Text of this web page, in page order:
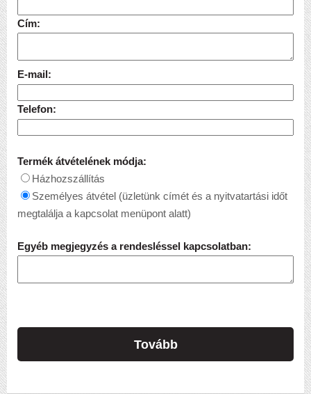
Cím:
E-mail:
Telefon:
Termék átvételének módja:
Házhozszállítás
Személyes átvétel (üzletünk címét és a nyitvatartási időt
megtalálja a kapcsolat menüpont alatt)
Egyéb megjegyzés a rendesléssel kapcsolatban:
Tovább